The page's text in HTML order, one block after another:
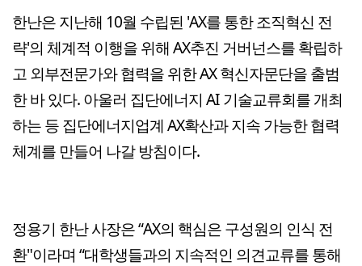
한난은 지난해 10월 수립된 'AX를 통한 조직혁신 전
략'의 체계적 이행을 위해 AX추진 거버넌스를 확립하
고 외부전문가와 협력을 위한 AX 혁신자문단을 출범
한 바 있다. 아울러 집단에너지 AI 기술교류회를 개최
하는 등 집단에너지업계 AX확산과 지속 가능한 협력
체계를 만들어 나갈 방침이다.
정용기 한난 사장은 “AX의 핵심은 구성원의 인식 전
환"이라며 “대학생들과의 지속적인 의견교류를 통해